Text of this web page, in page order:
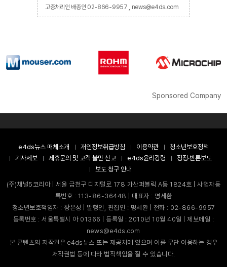
고충처리인 배종인 02-866-9957 , news@e4ds.com
Sponsored Company
e4ds뉴스 매체소개 개인정보취급방침 이용약관
청소년보호정책
기사제보
제휴문의 및 고객 불만 신고 e4ds윤리강령
정정·반론보도
보도 청구 안내
(주)채널5코리아 | 서울 금천구 디지털로 178 가산퍼블릭 A동 1824호 | 사업자등
록번호 : 113-86-36448 | 대표자 : 명세환
청소년보호책임자 : 장은성 | 발행인, 편집인 : 명세환 | 전화 : 02-866-9957
등록번호 : 서울특별시 아 01366 | 등록일 : 2010년 10월 40일 | 제보메일 :
news@e4ds.com
본 콘텐츠의 저작권은 e4ds뉴스 또는 제공처에 있으며 이를 무단 이용하는 경우
저작권법 등에 따라 법적책임을 질 수 있습니다.